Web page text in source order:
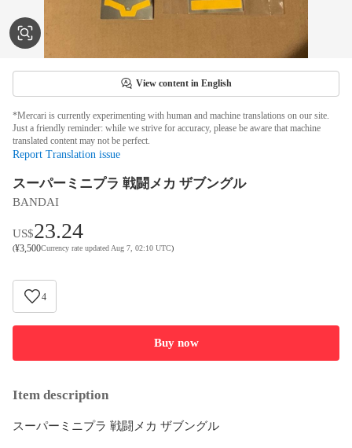
View content in English
*Mercari is currently experimenting with human and machine translations on our site.
Just a friendly reminder: while we strive for accuracy, please be aware that machine
translated content may not be perfect.
Report Translation issue
スーパーミニプラ 戦闘メカ ザブングル
BANDAI
US$23.24
(¥3,500Currency rate updated Aug 7, 02:10 UTC)
4
Buy now
Item description
スーパーミニプラ 戦闘メカ ザブングル